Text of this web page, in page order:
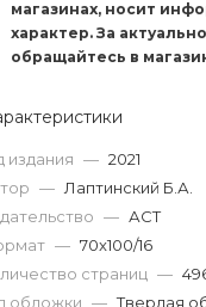
магазинах, носит
характер. За
обращайтесь в
издания — 2021
— Лаптинский Б.А.
— АСТ
— 70x100/16
страниц —
обложки — Твердая